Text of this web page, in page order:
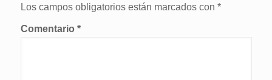
Los campos obligatorios están marcados con *
Comentario *